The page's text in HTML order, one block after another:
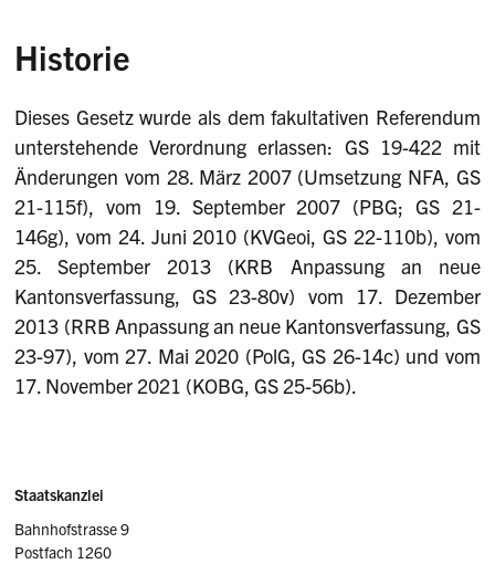
Historie
Dieses Gesetz wurde als dem fakultativen Referendum
unterstehende Verordnung erlassen: GS 19-422 mit
Änderungen vom 28. März 2007 (Umsetzung NFA, GS
21-115f), vom 19. September 2007 (PBG; GS 21-
146g), vom 24. Juni 2010 (KVGeoi, GS 22-110b), vom
25. September 2013 (KRB Anpassung an neue
Kantonsverfassung, GS 23-80v) vom 17. Dezember
2013 (RRB Anpassung an neue Kantonsverfassung, GS
23-97), vom 27. Mai 2020 (PolG, GS 26-14c) und vom
17. November 2021 (KOBG, GS 25-56b).
Sidebar
Adresse
Staatskanzlei
Bahnhofstrasse 9
Postfach 1260